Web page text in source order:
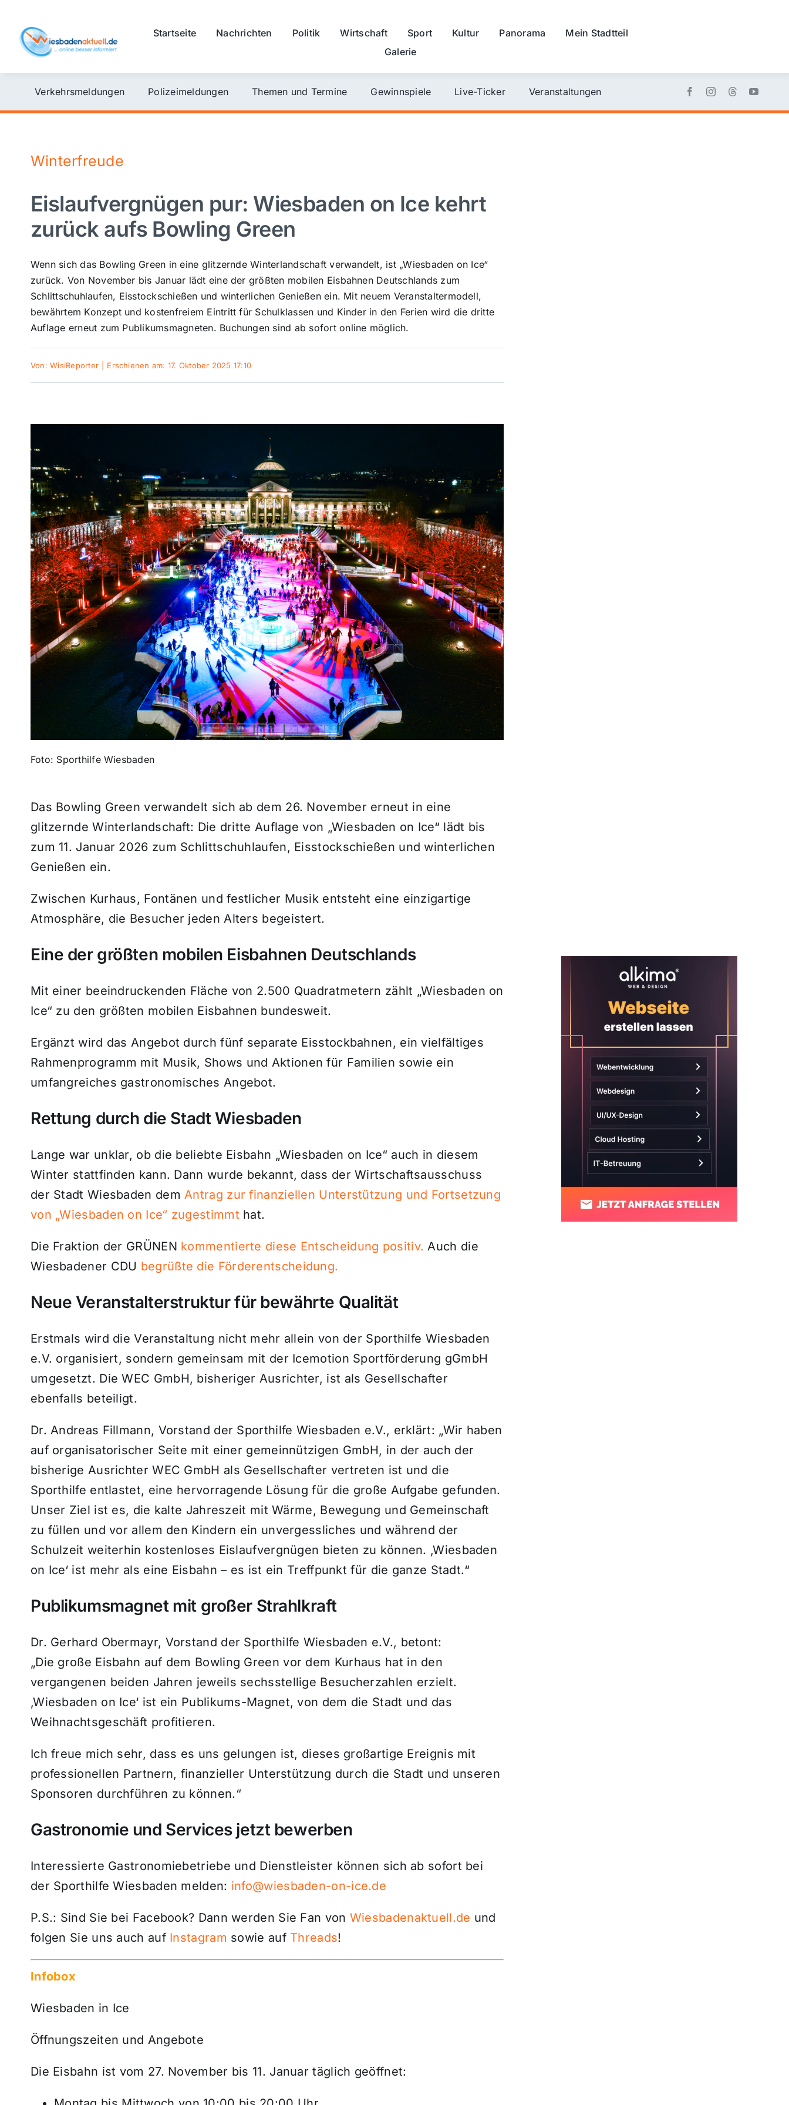
content
Startseite Nachrichten Politik Wirtschaft Sport Kultur Panorama
Mein Stadtteil
Galerie
Verkehrsmeldungen Polizeimeldungen Themen und Termine Gewinnspiele Live-Ticker Veranstaltungen
Winterfreude
Eislaufvergnügen pur: Wiesbaden on Ice kehrt
zurück aufs Bowling Green
Wenn sich das Bowling Green in eine glitzernde Winterlandschaft verwandelt, ist „Wiesbaden on Ice“
zurück. Von November bis Januar lädt eine der größten mobilen Eisbahnen Deutschlands zum
Schlittschuhlaufen, Eisstockschießen und winterlichen Genießen ein. Mit neuem Veranstaltermodell,
bewährtem Konzept und kostenfreiem Eintritt für Schulklassen und Kinder in den Ferien wird die dritte
Auflage erneut zum Publikumsmagneten. Buchungen sind ab sofort online möglich.
Von:WisiReporter Erschienen am: 17. Oktober 2025 17:10
Foto: Sporthilfe Wiesbaden
Das Bowling Green verwandelt sich ab dem 26. November erneut in eine
glitzernde Winterlandschaft: Die dritte Auflage von „Wiesbaden on Ice“ lädt bis
zum 11. Januar 2026 zum Schlittschuhlaufen, Eisstockschießen und winterlichen
Genießen ein.
Zwischen Kurhaus, Fontänen und festlicher Musik entsteht eine einzigartige
Atmosphäre, die Besucher jeden Alters begeistert.
Eine der größten mobilen Eisbahnen Deutschlands
Mit einer beeindruckenden Fläche von 2.500 Quadratmetern zählt „Wiesbaden on
Ice“ zu den größten mobilen Eisbahnen bundesweit.
Ergänzt wird das Angebot durch fünf separate Eisstockbahnen, ein vielfältiges
Rahmenprogramm mit Musik, Shows und Aktionen für Familien sowie ein
umfangreiches gastronomisches Angebot.
Rettung durch die Stadt Wiesbaden
Lange war unklar, ob die beliebte Eisbahn „Wiesbaden on Ice“ auch in diesem
Winter stattfinden kann. Dann wurde bekannt, dass der Wirtschaftsausschuss
der Stadt Wiesbaden dem Antrag zur finanziellen Unterstützung und Fortsetzung
von „Wiesbaden on Ice“ zugestimmt hat.
Die Fraktion der GRÜNEN kommentierte diese Entscheidung positiv. Auch die
Wiesbadener CDU begrüßte die Förderentscheidung.
Neue Veranstalterstruktur für bewährte Qualität
Erstmals wird die Veranstaltung nicht mehr allein von der Sporthilfe Wiesbaden
e.V. organisiert, sondern gemeinsam mit der Icemotion Sportförderung gGmbH
umgesetzt. Die WEC GmbH, bisheriger Ausrichter, ist als Gesellschafter
ebenfalls beteiligt.
Dr. Andreas Fillmann, Vorstand der Sporthilfe Wiesbaden e.V., erklärt: „Wir haben
auf organisatorischer Seite mit einer gemeinnützigen GmbH, in der auch der
bisherige Ausrichter WEC GmbH als Gesellschafter vertreten ist und die
Sporthilfe entlastet, eine hervorragende Lösung für die große Aufgabe gefunden.
Unser Ziel ist es, die kalte Jahreszeit mit Wärme, Bewegung und Gemeinschaft
zu füllen und vor allem den Kindern ein unvergessliches und während der
Schulzeit weiterhin kostenloses Eislaufvergnügen bieten zu können. ‚Wiesbaden
on Ice‘ ist mehr als eine Eisbahn – es ist ein Treffpunkt für die ganze Stadt.“
Publikumsmagnet mit großer Strahlkraft
Dr. Gerhard Obermayr, Vorstand der Sporthilfe Wiesbaden e.V., betont:
„Die große Eisbahn auf dem Bowling Green vor dem Kurhaus hat in den
vergangenen beiden Jahren jeweils sechsstellige Besucherzahlen erzielt.
‚Wiesbaden on Ice‘ ist ein Publikums-Magnet, von dem die Stadt und das
Weihnachtsgeschäft profitieren.
Ich freue mich sehr, dass es uns gelungen ist, dieses großartige Ereignis mit
professionellen Partnern, finanzieller Unterstützung durch die Stadt und unseren
Sponsoren durchführen zu können.“
Gastronomie und Services jetzt bewerben
Interessierte Gastronomiebetriebe und Dienstleister können sich ab sofort bei
der Sporthilfe Wiesbaden melden: info@wiesbaden-on-ice.de
P.S.: Sind Sie bei Facebook? Dann werden Sie Fan von Wiesbadenaktuell.de und
folgen Sie uns auch auf Instagram sowie auf Threads!
Infobox
Wiesbaden in Ice
Öffnungszeiten und Angebote
Die Eisbahn ist vom 27. November bis 11. Januar täglich geöffnet: